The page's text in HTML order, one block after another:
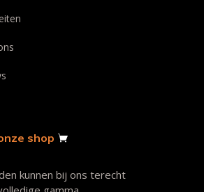
shop
kunnen bij ons terecht